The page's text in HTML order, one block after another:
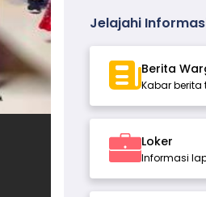
Jelajahi
Berita
Kabar berita
Loker
Informasi